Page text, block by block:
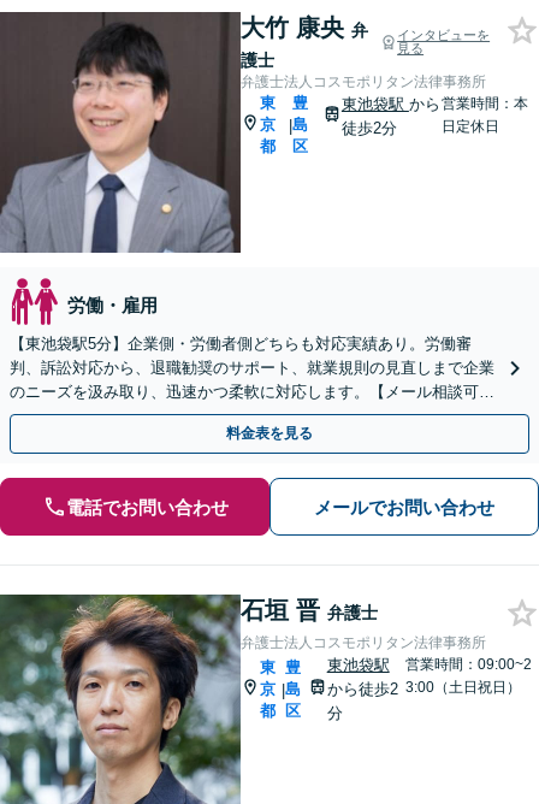
大竹 康央 弁
護士
インタビューを
見る
弁護士法人コスモポリタン法律事務所
東
京
都
|
豊
島
区
東池袋駅 から
徒歩2分
営業時間：本
日定休日
労働・雇用
【東池袋駅5分】企業側・労働者側どちらも対応実績あり。労働審
判、訴訟対応から、退職勧奨のサポート、就業規則の見直しまで企業
のニーズを汲み取り、迅速かつ柔軟に対応します。【メール相談可】
【オンライン相談可】
料金表を見る
電話でお問い合わせ メールでお問い合わせ
石垣 晋 弁護士
弁護士法人コスモポリタン法律事務所
東
京
都
|
豊
島
区
東池袋駅
から徒歩2
分
営業時間：09:00~2
3:00（土日祝日）